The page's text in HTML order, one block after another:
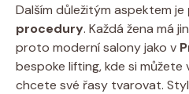
Dalším důležitým‌ aspektem je
procedury. Každá žena má
proto moderní salony jako v
bespoke lifting, kde si
chcete své řasy tvarovat.